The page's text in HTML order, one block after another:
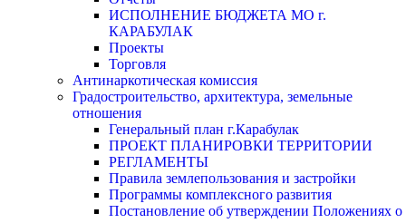
ИСПОЛНЕНИЕ БЮДЖЕТА МО г.
КАРАБУЛАК
Проекты
Торговля
Антинаркотическая комиссия
Градостроительство, архитектура, земельные
отношения
Генеральный план г.Карабулак
ПРОЕКТ ПЛАНИРОВКИ ТЕРРИТОРИИ
РЕГЛАМЕНТЫ
Правила землепользования и застройки
Программы комплексного развития
Постановление об утверждении Положениях о